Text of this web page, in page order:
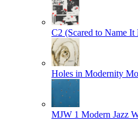
C2 (Scared to Name It
Holes in Modernity
MJW 1 Modern Jazz